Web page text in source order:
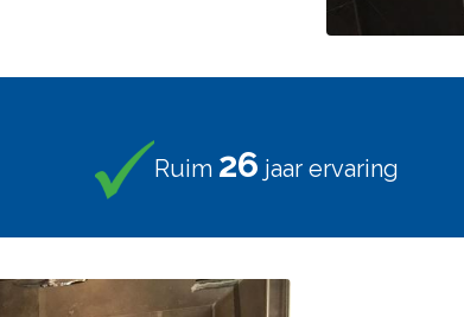
Ruim 30 jaar ervaring